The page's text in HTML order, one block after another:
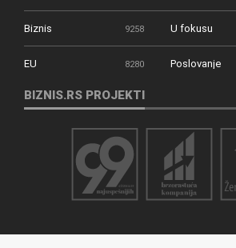
Biznis 9258 U fokusu
EU 8280 Poslovanje
BIZNIS.RS PROJEKTI